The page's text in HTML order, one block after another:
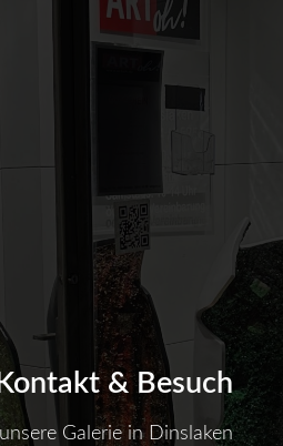
& Besuch
Galerie in Dinslaken